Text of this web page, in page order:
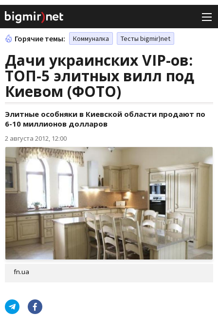
Горячие темы: Коммуналка Тесты bigmir)net
Дачи украинских VIP-ов:
ТОП-5 элитных вилл под
Киевом (ФОТО)
Элитные особняки в Киевской области продают по
6-10 миллионов долларов
2 августа 2012, 12:00
fn.ua